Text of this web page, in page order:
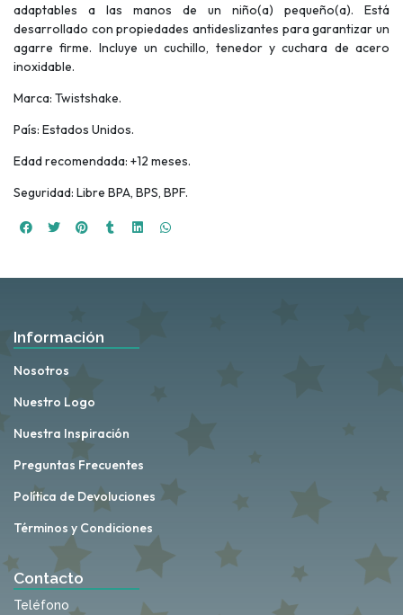
adaptables a las manos de un niño(a) pequeño(a). Está
desarrollado con propiedades antideslizantes para garantizar un
agarre firme. Incluye un cuchillo, tenedor y cuchara de acero
inoxidable.
Marca: Twistshake.
País: Estados Unidos.
Edad recomendada: +12 meses.
Seguridad: Libre BPA, BPS, BPF.
Información
Nosotros
Nuestro Logo
Nuestra Inspiración
Preguntas Frecuentes
Política de Devoluciones
Términos y Condiciones
Contacto
Teléfono